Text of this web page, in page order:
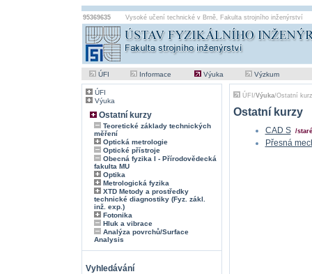
95369635 Vysoké učení technické v Brně, Fakulta strojního inženýrství
ÚFI Informace Výuka Výzkum
ÚFI
Výuka
Ostatní kurzy
Teoretické základy technických
měření
Optická metrologie
Optické přístroje
Obecná fyzika I - Přírodovědecká
fakulta MU
Optika
Metrologická fyzika
XTD Metody a prostředky
technické diagnostiky (Fyz. zákl.
inž. exp.)
Fotonika
Hluk a vibrace
Analýza povrchů/Surface
Analysis
Vyhledávání
ÚFI /Výuka/Ostatní
Ostatní kurzy
CAD S /
Přesná